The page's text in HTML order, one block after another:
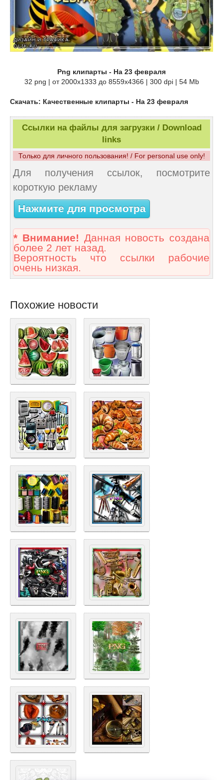
Png клипарты - На 23 февраля
32 png | от 2000х1333 до 8559х4366 | 300 dpi | 54 Mb
Скачать: Качественные клипарты - На 23 февраля
Ссылки на файлы для загрузки / Download
links
Только для личного пользования! / For personal use only!
Для получения ссылок, посмотрите
короткую рекламу
Нажмите для просмотра
* Внимание! Данная новость создана
более 2 лет назад.
Вероятность что ссылки рабочие
очень низкая.
Похожие новости